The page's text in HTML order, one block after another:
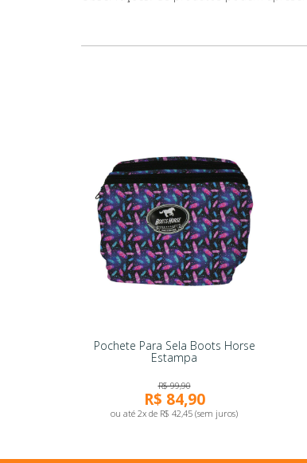
Pochete Para Sela Boots Horse
Estampa
R$ 99,90
R$ 84,90
ou até 2x de R$ 42,45 (sem juros)